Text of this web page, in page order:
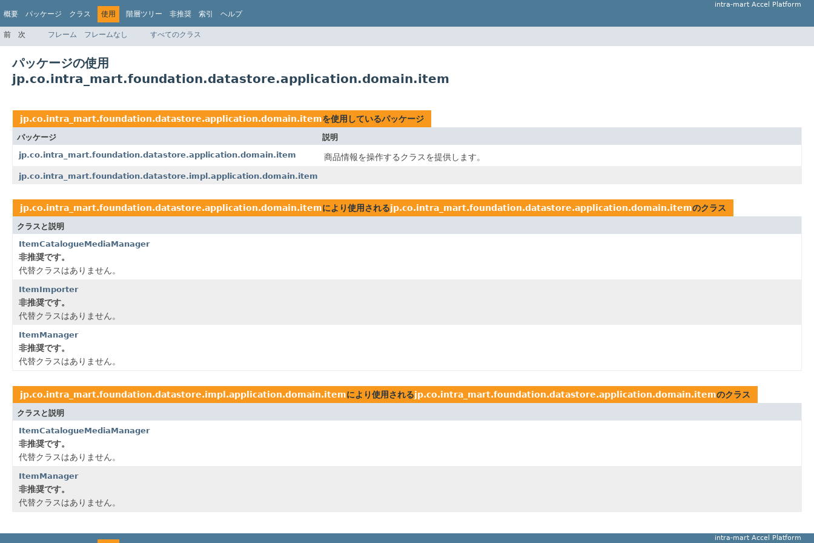
概要 パッケージ クラス 使用 階層ツリー 非推奨 索引 ヘルプ
intra-mart Accel Platform
前 次 フレーム フレームなし すべてのクラス
パッケージの使用
jp.co.intra_mart.foundation.datastore.application.domain.item
jp.co.intra_mart.foundation.datastore.application.domain.itemを使用しているパッケージ
パッケージ
説明
jp.co.intra_mart.foundation.datastore.application.domain.item
商品情報を操作するクラスを提供します。
jp.co.intra_mart.foundation.datastore.impl.application.domain.item
jp.co.intra_mart.foundation.datastore.application.domain.itemにより使用されるjp.co.intra_mart.foundation.datastore.application.domain.itemのクラス
クラスと説明
ItemCatalogueMediaManager
非推奨です。
代替クラスはありません。
ItemImporter
非推奨です。
代替クラスはありません。
ItemManager
非推奨です。
代替クラスはありません。
jp.co.intra_mart.foundation.datastore.impl.application.domain.itemにより使用されるjp.co.intra_mart.foundation.datastore.application.domain.itemのクラス
クラスと説明
ItemCatalogueMediaManager
非推奨です。
代替クラスはありません。
ItemManager
非推奨です。
代替クラスはありません。
intra-mart Accel Platform